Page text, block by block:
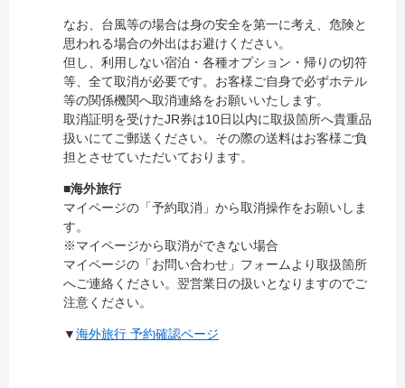
なお、台風等の場合は身の安全を第一に考え、危険と
思われる場合の外出はお避けください。
但し、利用しない宿泊・各種オプション・帰りの切符
等、全て取消が必要です。お客様ご自身で必ずホテル
等の関係機関へ取消連絡をお願いいたします。
取消証明を受けたJR券は10日以内に取扱箇所へ貴重品
扱いにてご郵送ください。その際の送料はお客様ご負
担とさせていただいております。
■海外旅行
マイページの「予約取消」から取消操作をお願いしま
す。
※マイページから取消ができない場合
マイページの「お問い合わせ」フォームより取扱箇所
へご連絡ください。翌営業日の扱いとなりますのでご
注意ください。
▼海外旅行 予約確認ページ